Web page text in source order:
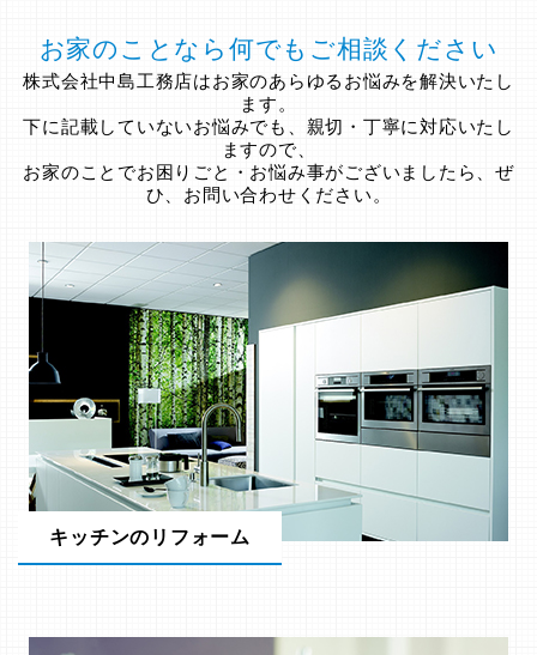
お家のことなら何でもご相談ください
株式会社中島工務店はお家のあらゆるお悩みを解決いたし
ます。
下に記載していないお悩みでも、親切・丁寧に対応いたし
ますので、
お家のことでお困りごと・お悩み事がございましたら、ぜ
ひ、お問い合わせください。
キッチンのリフォーム